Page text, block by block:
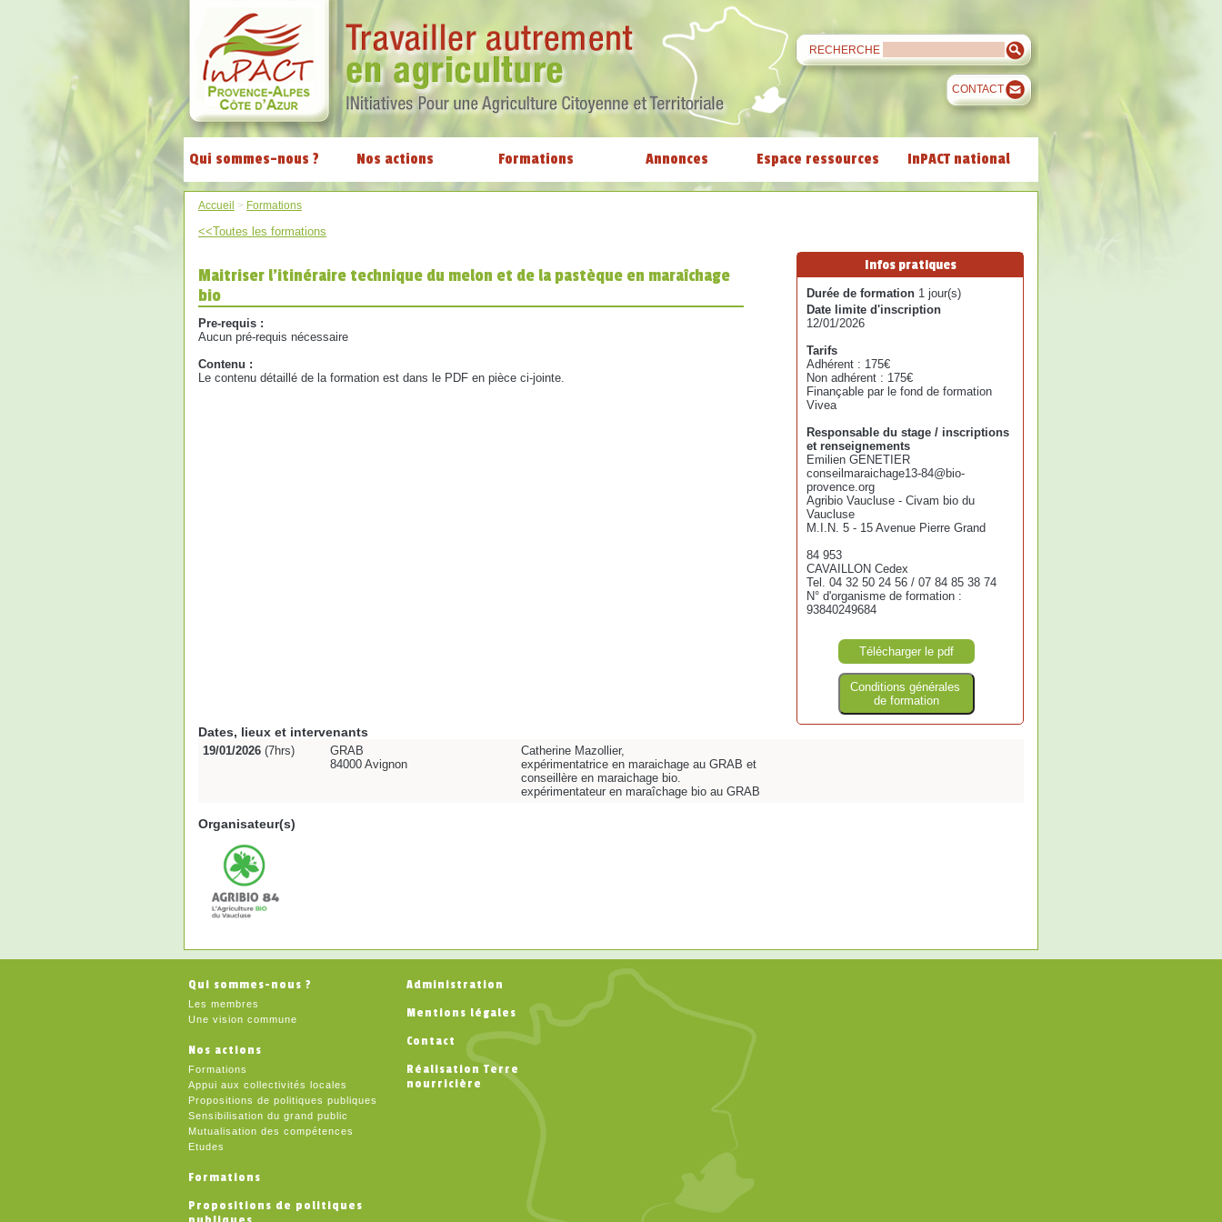
RECHERCHE
CONTACT
Qui sommes-nous ? Nos actions Formations Annonces Espace ressources InPACT national
Accueil > Formations
<<Toutes les formations
Maitriser l’itinéraire technique du melon et de la pastèque en maraîchage
bio
Pre-requis :
Aucun pré-requis nécessaire
Contenu :
Le contenu détaillé de la formation est dans le PDF en pièce ci-jointe.
Infos pratiques
Durée de formation 1 jour(s)
Date limite d'inscription
12/01/2026
Tarifs
Adhérent : 175€
Non adhérent : 175€
Finançable par le fond de formation
Vivea
Responsable du stage / inscriptions
et renseignements
Emilien GENETIER
conseilmaraichage13-84@bio-
provence.org
Agribio Vaucluse - Civam bio du
Vaucluse
M.I.N. 5 - 15 Avenue Pierre Grand
84 953
CAVAILLON Cedex
Tel. 04 32 50 24 56 / 07 84 85 38 74
N° d'organisme de formation :
93840249684
Télécharger le pdf
Conditions générales
de formation
Dates, lieux et intervenants
19/01/2026 (7hrs)
GRAB
84000 Avignon
Catherine Mazollier,
expérimentatrice en maraichage au GRAB et
conseillère en maraichage bio.
expérimentateur en maraîchage bio au GRAB
Organisateur(s)
Qui sommes-nous ?
Les membres
Une vision commune
Nos actions
Formations
Appui aux collectivités locales
Propositions de politiques publiques
Sensibilisation du grand public
Mutualisation des compétences
Etudes
Formations
Propositions de politiques
Administration
Mentions légales
Contact
Réalisation Terre
nourricière